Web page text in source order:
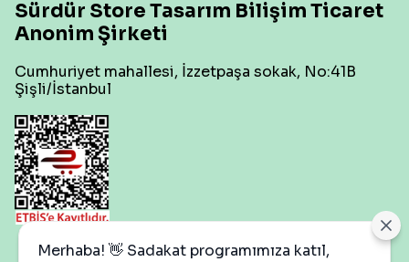
Sürdür Store Tasarım Bilişim Ticaret
Anonim Şirketi
Cumhuriyet mahallesi, İzzetpaşa sokak, No:41B
Şişli/İstanbul
Merhaba! 👋 Sadakat programımıza katıl,